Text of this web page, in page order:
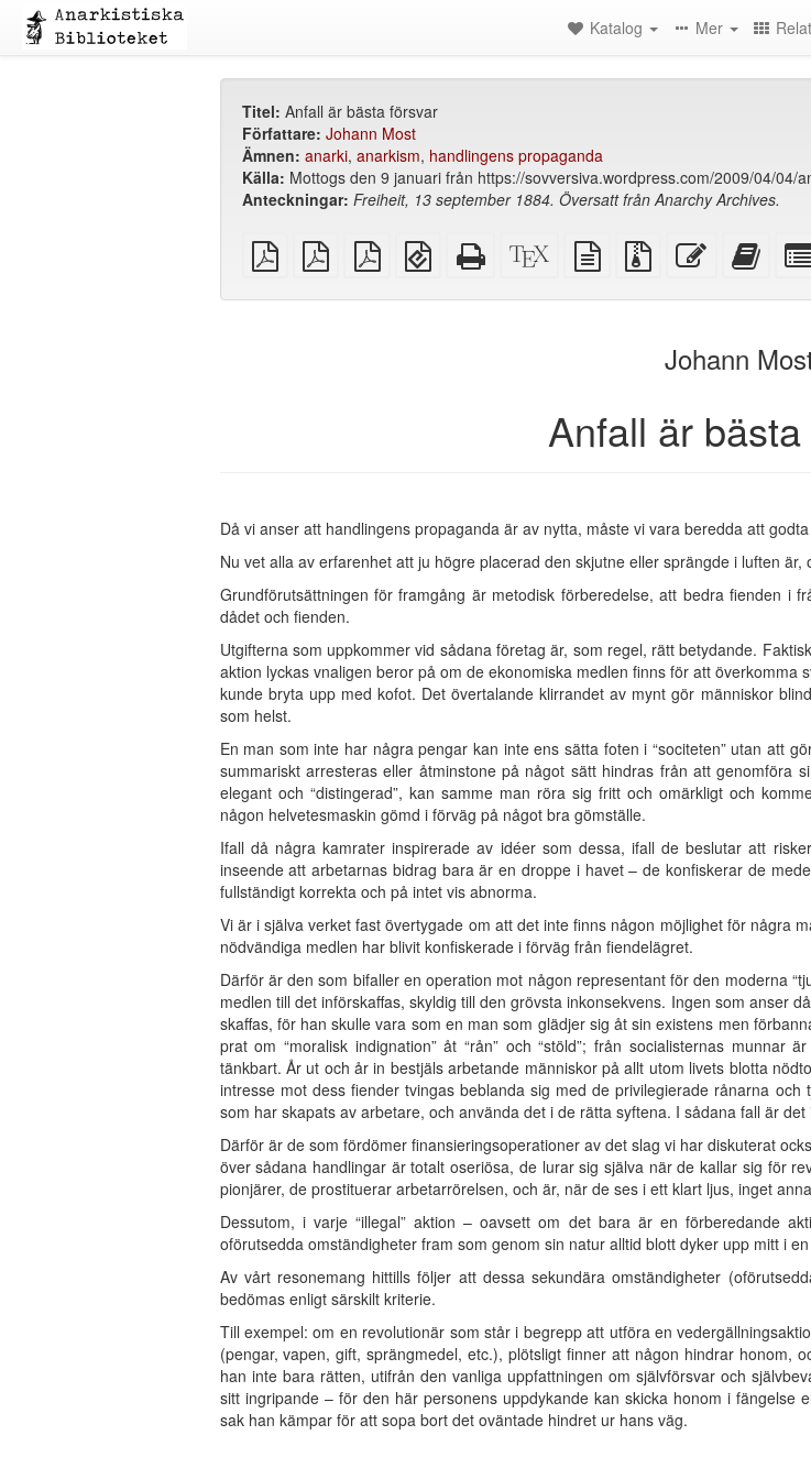
Katalog Mer
Titel: Anfall är bästa försvar
Författare: Johann Most
Ämnen: anarki, anarkism, handlingens propaganda
Källa: Mottogs den 9 januari från https://sovversiva.wordpress.com/2009/04/04/
Anteckningar: Freiheit, 13 september 1884. Översatt från Anarchy Archives.
plain
PDF
A4
imposed
Letter
imposed
EPUB
(för
Fristående
HTML
XeLaTeX
källa
plain
text
Källfiler
med
Redigera
denna
Lägg
Johann
Anfall är
Då vi anser att handlingens propaganda är av nytta, måste vi vara beredda att
Nu vet alla av erfarenhet att ju högre placerad den skjutne eller sprängde i luften
Grundförutsättningen för framgång är metodisk förberedelse, att bedra fienden i
dådet och fienden.
Utgifterna som uppkommer vid sådana företag är, som regel, rätt betydande.
aktion lyckas vnaligen beror på om de ekonomiska medlen finns för att
kunde bryta upp med kofot. Det övertalande klirrandet av mynt gör människor
som helst.
En man som inte har några pengar kan inte ens sätta foten i “sociteten” utan att
summariskt arresteras eller åtminstone på något sätt hindras från att genomföra
elegant och “distingerad”, kan samme man röra sig fritt och omärkligt och
någon helvetesmaskin gömd i förväg på något bra gömställe.
Ifall då några kamrater inspirerade av idéer som dessa, ifall de beslutar att
inseende att arbetarnas bidrag bara är en droppe i havet – de konfiskerar de
fullständigt korrekta och på intet vis abnorma.
Vi är i själva verket fast övertygade om att det inte finns någon möjlighet för några
nödvändiga medlen har blivit konfiskerade i förväg från fiendelägret.
Därför är den som bifaller en operation mot någon representant för den moderna
medlen till det införskaffas, skyldig till den grövsta inkonsekvens. Ingen som anser
skaffas, för han skulle vara som en man som glädjer sig åt sin existens men
prat om “moralisk indignation” åt “rån” och “stöld”; från socialisternas
tänkbart. År ut och år in bestjäls arbetande människor på allt utom livets blotta
intresse mot dess fiender tvingas beblanda sig med de privilegierade rånarna
som har skapats av arbetare, och använda det i de rätta syftena. I sådana fall är
Därför är de som fördömer finansieringsoperationer av det slag vi har diskuterat
över sådana handlingar är totalt oseriösa, de lurar sig själva när de kallar sig för
pionjärer, de prostituerar arbetarrörelsen, och är, när de ses i ett klart ljus, inget
Dessutom, i varje “illegal” aktion – oavsett om det bara är en förberedande
oförutsedda omständigheter fram som genom sin natur alltid blott dyker upp mitt i
Av vårt resonemang hittills följer att dessa sekundära omständigheter
bedömas enligt särskilt kriterie.
Till exempel: om en revolutionär som står i begrepp att utföra en
(pengar, vapen, gift, sprängmedel, etc.), plötsligt finner att någon hindrar honom,
han inte bara rätten, utifrån den vanliga uppfattningen om självförsvar och
sitt ingripande – för den här personens uppdykande kan skicka honom i
sak han kämpar för att sopa bort det oväntade hindret ur hans väg.